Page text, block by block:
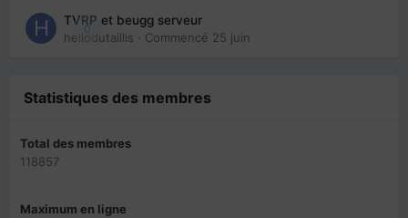
0
TVRP et beugg serveur
hellodutaillis · Commencé 25 juin
Statistiques des membres
Total des membres
118857
Maximum en ligne